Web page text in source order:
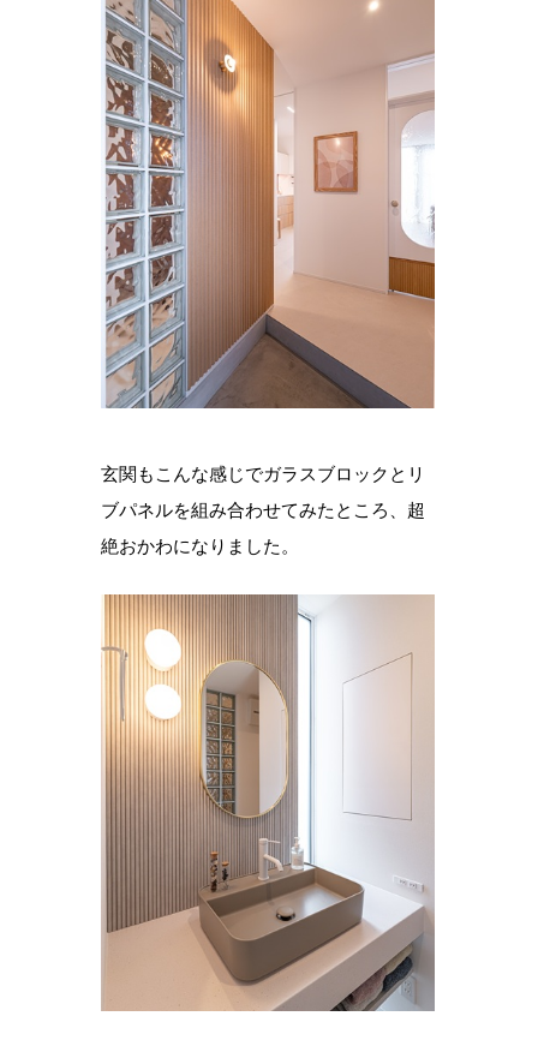
玄関もこんな感じでガラスブロックとリ
ブパネルを組み合わせてみたところ、超
絶おかわになりました。